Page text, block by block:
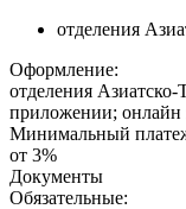
отделения
Оформление:
отделения
приложении; онлайн
Минимальный
от 3%
Документы
Обязательные: